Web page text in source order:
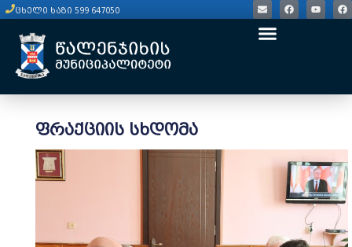
ცხელი ხაზი 599 647050
ფრაქციის სხდომა